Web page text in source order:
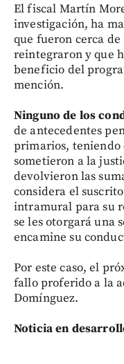
El fiscal Martín
investigación, ha
que fueron cerca de
reintegraron y que
beneficio del
mención.
Ninguno de los
de antecedentes
primarios, teniendo
sometieron a la
devolvieron las
considera el
intramural para su
se les otorgará una
encamine su
Por este caso, el
fallo proferido a la
Domínguez.
Noticia en